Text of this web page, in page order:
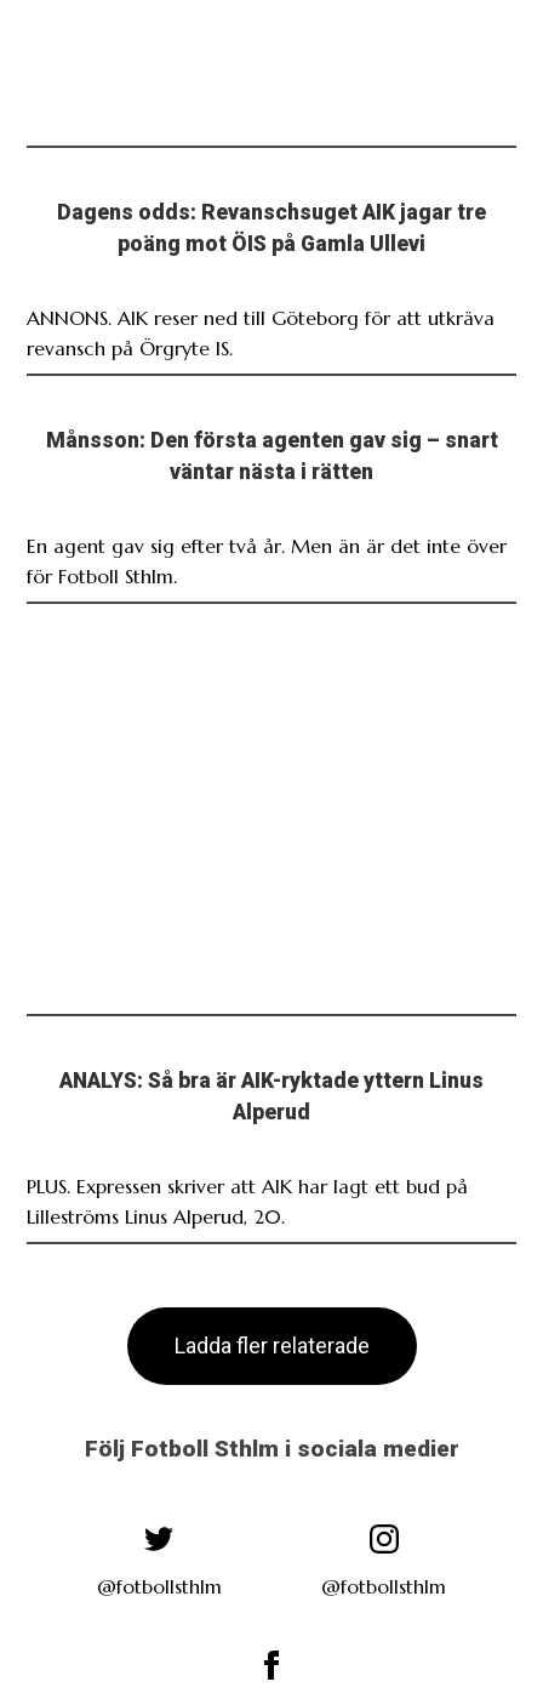
Dagens odds: Revanschsuget AIK jagar tre
poäng mot ÖIS på Gamla Ullevi
ANNONS. AIK reser ned till Göteborg för att utkräva
revansch på Örgryte IS.
Månsson: Den första agenten gav sig – snart
väntar nästa i rätten
En agent gav sig efter två år. Men än är det inte över
för Fotboll Sthlm.
ANALYS: Så bra är AIK-ryktade yttern Linus
Alperud
PLUS. Expressen skriver att AIK har lagt ett bud på
Lilleströms Linus Alperud, 20.
Ladda fler relaterade
Följ Fotboll Sthlm i sociala medier
@fotbollsthlm @fotbollsthlm